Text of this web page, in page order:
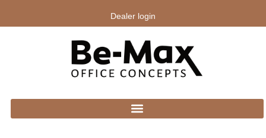
Dealer login